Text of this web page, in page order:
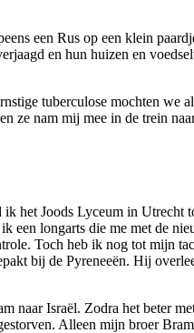
een Rus op een klein
en hun huizen en
tuberculose mochten we
ze nam mij mee in de trein
het Joods Lyceum in Utrecht
longarts die me met de
Toch heb ik nog tot mijn
bij de Pyreneeën. Hij
naar Israël. Zodra het beter
Alleen mijn broer